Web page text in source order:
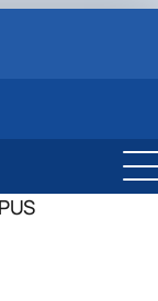
електронні